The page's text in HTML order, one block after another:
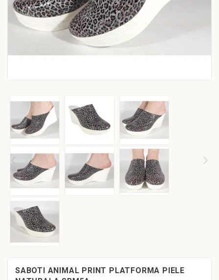
SABOTI ANIMAL PRINT PLATFORMA PIELE